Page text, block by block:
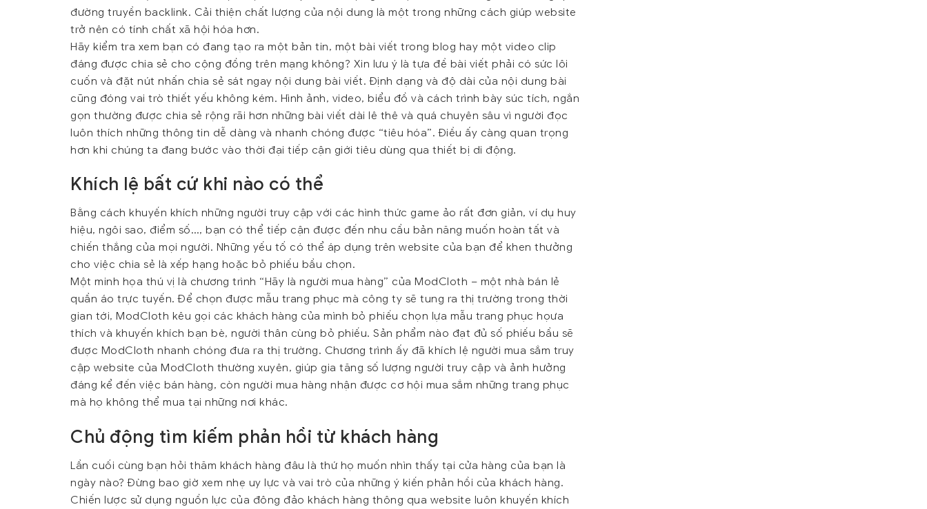
đường truyền backlink. Cải thiện chất lượng của nội dung là một trong những cách giúp website
trở nên có tính chất xã hội hóa hơn.
Hãy kiểm tra xem bạn có đang tạo ra một bản tin, một bài viết trong blog hay một video clip
đáng được chia sẻ cho cộng đồng trên mạng không? Xin lưu ý là tựa đề bài viết phải có sức lôi
cuốn và đặt nút nhấn chia sẻ sát ngay nội dung bài viết. Định dạng và độ dài của nội dung bài
cũng đóng vai trò thiết yếu không kém. Hình ảnh, video, biểu đồ và cách trình bày súc tích, ngắn
gọn thường được chia sẻ rộng rãi hơn những bài viết dài lê thê và quá chuyên sâu vì người đọc
luôn thích những thông tin dễ dàng và nhanh chóng được “tiêu hóa”. Điều ấy càng quan trọng
hơn khi chúng ta đang bước vào thời đại tiếp cận giới tiêu dùng qua thiết bị di động.
Khích lệ bất cứ khi nào có thể
Bằng cách khuyến khích những người truy cập với các hình thức game ảo rất đơn giản, ví dụ huy
hiệu, ngôi sao, điểm số…, bạn có thể tiếp cận được đến nhu cầu bản năng muốn hoàn tất và
chiến thắng của mọi người. Những yếu tố có thể áp dụng trên website của bạn để khen thưởng
cho việc chia sẻ là xếp hạng hoặc bỏ phiếu bầu chọn.
Một minh họa thú vị là chương trình “Hãy là người mua hàng” của ModCloth – một nhà bán lẻ
quần áo trực tuyến. Để chọn được mẫu trang phục mà công ty sẽ tung ra thị trường trong thời
gian tới, ModCloth kêu gọi các khách hàng của mình bỏ phiếu chọn lựa mẫu trang phục họưa
thích và khuyến khích bạn bè, người thân cùng bỏ phiếu. Sản phẩm nào đạt đủ số phiếu bầu sẽ
được ModCloth nhanh chóng đưa ra thị trường. Chương trình ấy đã khích lệ người mua sắm truy
cập website của ModCloth thường xuyên, giúp gia tăng số lượng người truy cập và ảnh hưởng
đáng kể đến việc bán hàng, còn người mua hàng nhận được cơ hội mua sắm những trang phục
mà họ không thể mua tại những nơi khác.
Chủ động tìm kiếm phản hồi từ khách hàng
Lần cuối cùng bạn hỏi thăm khách hàng đâu là thứ họ muốn nhìn thấy tại cửa hàng của bạn là
ngày nào? Đừng bao giờ xem nhẹ uy lực và vai trò của những ý kiến phản hồi của khách hàng.
Chiến lược sử dụng nguồn lực của đông đảo khách hàng thông qua website luôn khuyến khích